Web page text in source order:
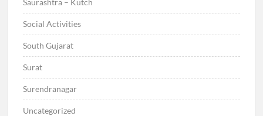
Social Activities
South Gujarat
Surat
Surendranagar
Uncategorized